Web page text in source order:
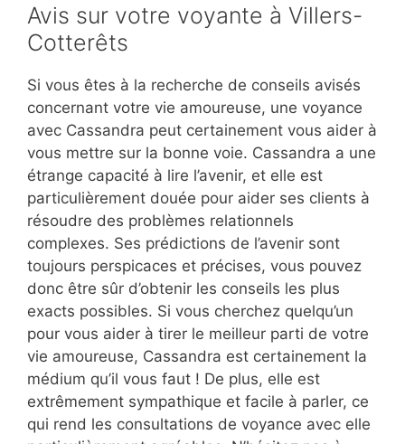
Avis sur votre voyante à Villers-
Cotterêts
Si vous êtes à la recherche de conseils avisés
concernant votre vie amoureuse, une voyance
avec Cassandra peut certainement vous aider à
vous mettre sur la bonne voie. Cassandra a une
étrange capacité à lire l’avenir, et elle est
particulièrement douée pour aider ses clients à
résoudre des problèmes relationnels
complexes. Ses prédictions de l’avenir sont
toujours perspicaces et précises, vous pouvez
donc être sûr d’obtenir les conseils les plus
exacts possibles. Si vous cherchez quelqu’un
pour vous aider à tirer le meilleur parti de votre
vie amoureuse, Cassandra est certainement la
médium qu’il vous faut ! De plus, elle est
extrêmement sympathique et facile à parler, ce
qui rend les consultations de voyance avec elle